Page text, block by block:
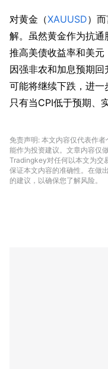
对黄金（XAUUSD）
解。虽然黄金作为抗
推高美债收益率和美
因强非农和加息预期
可能将继续下跌，进一
只有当CPI低于预期、
免责声明: 本文内容仅代表作
能作为投资建议。文章内容仅
Tradingkey对任何以本文为交
保证本文内容的准确性。在做
的建议，以确保您了解风险。